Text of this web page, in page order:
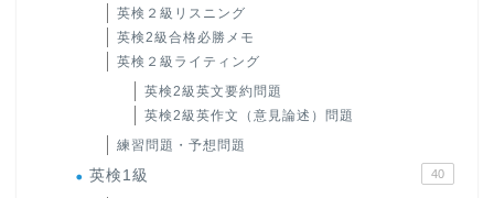
英検２級リスニング
英検2級合格必勝メモ
英検２級ライティング
英検2級英文要約問題
英検2級英作文（意見論述）問題
練習問題・予想問題
英検1級 40